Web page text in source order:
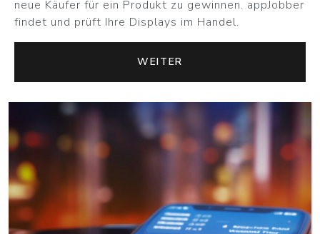
neue Käufer für ein Produkt zu gewinnen. appJobber
findet und prüft Ihre Displays im Handel.
WEITER